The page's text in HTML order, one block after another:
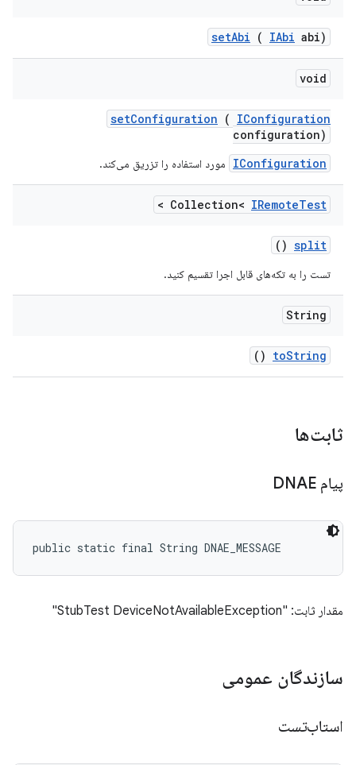
setAbi ( IAbi abi)
void
setConfiguration ( IConfiguration
configuration)
IConfiguration
مورد استفاده را تزریق می‌کند.
Collection< IRemoteTest
>
split
()
تست را به تکه‌های قابل اجرا تقسیم کنید.
String
toString
()
ثابت‌ها
پیام DNAE
public static final String DNAE_MESSAGE
مقدار ثابت: "StubTest DeviceNotAvailableException"
سازندگان عمومی
استاب‌تست